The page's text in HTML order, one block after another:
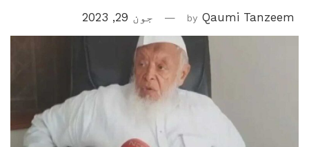
by Qaumi Tanzeem جون 29, 2023